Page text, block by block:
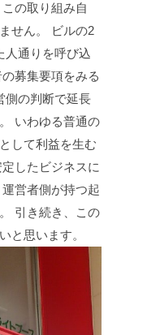
の取り組み自
せん。
ビルの2
人通りを呼び込
募集要項をみる
側の判断で延長
いわゆる普通の
して利益を生む
したビジネスに
運営者側が持つ起
引き続き、この
と思います。